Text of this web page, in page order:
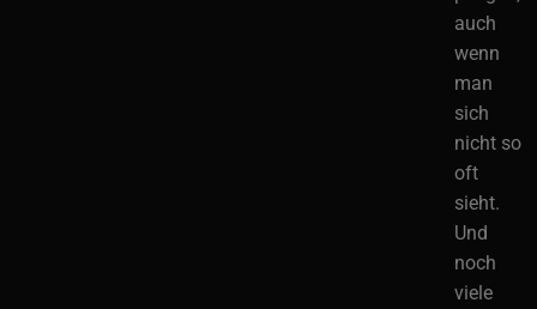
auch
wenn
man
sich
nicht so
oft
sieht.
Und
noch
viele